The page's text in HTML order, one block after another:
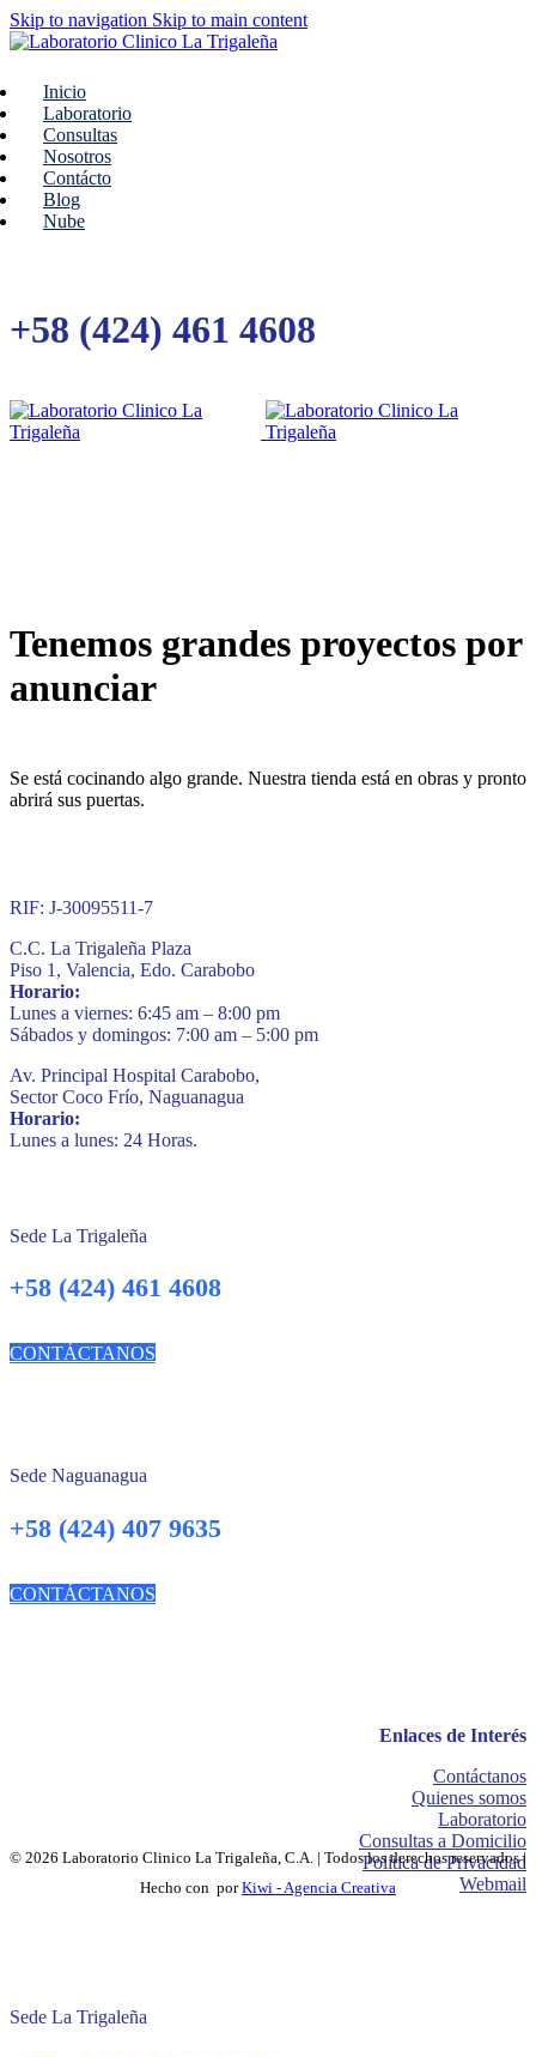
Skip to navigation Skip to main content
Inicio
Laboratorio
Consultas
Nosotros
Contácto
Blog
Nube
+58 (424) 461 4608
Tenemos grandes proyectos por
anunciar
Se está cocinando algo grande. Nuestra tienda está en obras y pronto
abrirá sus puertas.
RIF: J-30095511-7
C.C. La Trigaleña Plaza
Piso 1, Valencia, Edo. Carabobo
Horario:
Lunes a viernes: 6:45 am – 8:00 pm
Sábados y domingos: 7:00 am – 5:00 pm
Av. Principal Hospital Carabobo,
Sector Coco Frío, Naguanagua
Horario:
Lunes a lunes: 24 Horas.
Sede La Trigaleña
+58 (424) 461 4608
CONTÁCTANOS
Sede Naguanagua
+58 (424) 407 9635
CONTÁCTANOS
Enlaces de Interés
Contáctanos
Quienes somos
Laboratorio
Consultas a Domicilio
Política de Privacidad
Webmail
© 2026 Laboratorio Clinico La Trigaleña, C.A. | Todos los derechos reservados |
Hecho con porKiwi - Agencia Creativa
Sede La Trigaleña